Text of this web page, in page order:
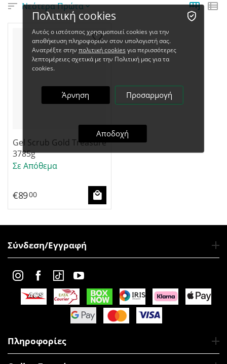
Νεότερα Πρώτα
Gel Scrub Gold Treasure
3785g
Σε Απόθεμα
€8900
Σύνδεση/Εγγραφή
Πληροφορίες
Πολιτική cookies
Αυτός ο ιστότοπος χρησιμοποιεί cookies για την
αποθήκευση πληροφοριών στον υπολογιστή σας.
Ανατρέξτε στην πολιτική cookies για περισσότερες
λεπτομέρειες σχετικά με την Πολιτική μας για τα
cookies.
Άρνηση Προσαρμογή
Αποδοχή